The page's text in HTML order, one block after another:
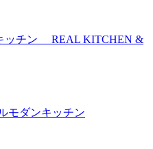
ッチン REAL KITCHEN &
モダンキッチン